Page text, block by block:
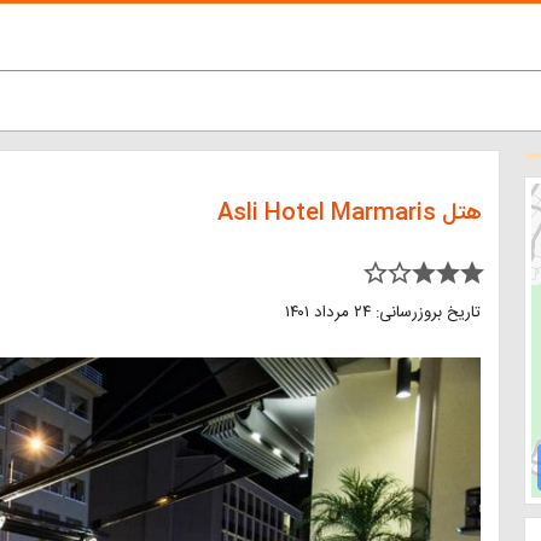
هتل Asli Hotel Marmaris
star_border star_border star star star
تاریخ بروزرسانی: ۲۴ مرداد ۱۴۰۱